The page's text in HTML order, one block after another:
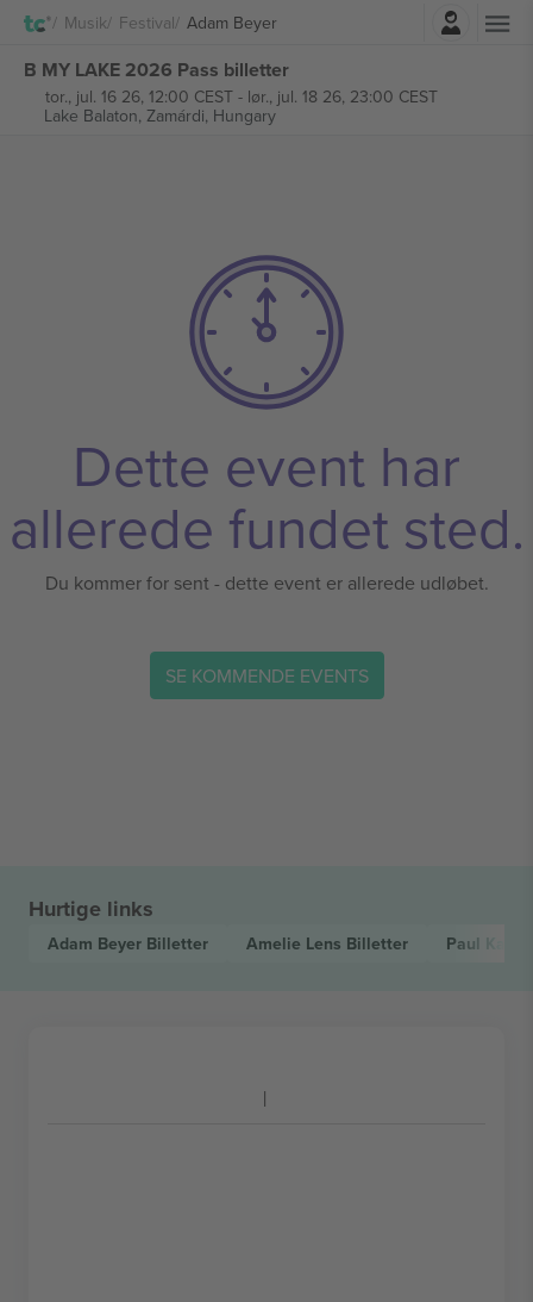
Musik Festival Adam Beyer
B MY LAKE 2026 Pass billetter
tor., jul. 16 26, 12:00 CEST- lør., jul. 18 26, 23:00 CEST
Lake Balaton, Zamárdi, Hungary
Dette event har
allerede fundet sted.
Du kommer for sent - dette event er allerede udløbet.
SE KOMMENDE EVENTS
Hurtige links
Adam Beyer Billetter Amelie Lens Billetter Paul